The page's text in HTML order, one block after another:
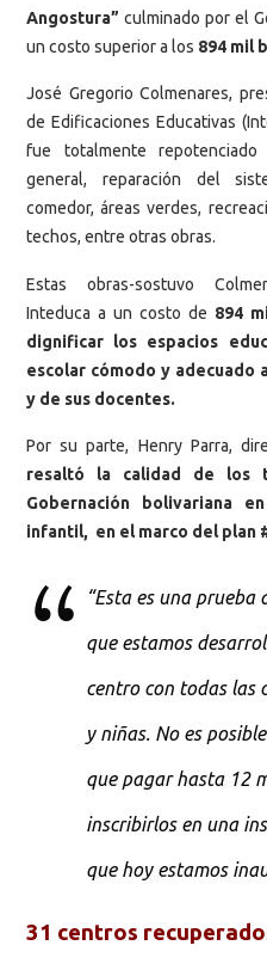
Angostura” culminado por el
un costo superior a los 894 mil
José Gregorio Colmenares,
de Edificaciones Educativas
fue totalmente
general, reparación del
comedor, áreas verdes,
techos, entre otras obras.
Estas obras-sostuvo
Inteduca a un costo de 894
dignificar los espacios
escolar cómodo y adecuado
y de sus docentes.
Por su parte, Henry Parra,
resaltó la calidad de los
Gobernación bolivariana
infantil, en el marco del plan
“Esta es una
que estamos
centro con todas las
y niñas. No es
que pagar hasta 12
inscribirlos en una
que hoy estamos
31 centros